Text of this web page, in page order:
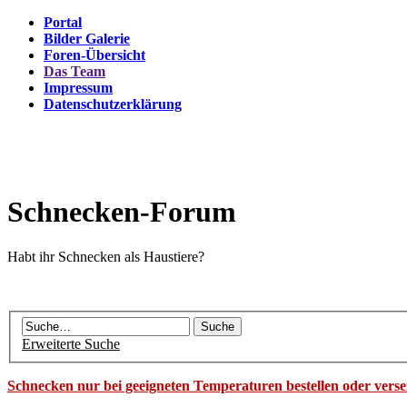
Portal
Bilder Galerie
Foren-Übersicht
Das Team
Impressum
Datenschutzerklärung
Schnecken-Forum
Habt ihr Schnecken als Haustiere?
Erweiterte Suche
Schnecken nur bei geeigneten Temperaturen bestellen oder